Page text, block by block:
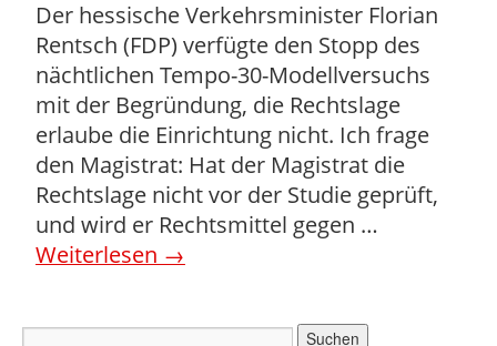
Der hessische Verkehrsminister Florian
Rentsch (FDP) verfügte den Stopp des
nächtlichen Tempo-30-Modellversuchs
mit der Begründung, die Rechtslage
erlaube die Einrichtung nicht. Ich frage
den Magistrat: Hat der Magistrat die
Rechtslage nicht vor der Studie geprüft,
und wird er Rechtsmittel gegen …
Weiterlesen →